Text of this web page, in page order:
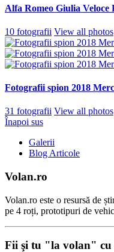
Alfa Romeo Giulia
10 fotografii View all photos
Fotografii spion 2018
31 fotografii View all photos
Înapoi sus
Galerii
Blog Articole
Volan.ro
Volan.ro este o resursă de
pe 4 roți, prototipuri de
Fii şi tu "la volan" cu